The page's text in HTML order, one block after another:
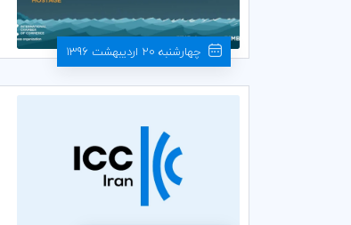
چهارشنبه 20 اردیبهشت 1396